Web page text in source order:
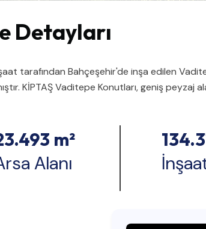
Detayları
tarafından Bahçeşehir'de inşa edilen
KİPTAŞ Vaditepe Konutları, geniş
m²
Alanı